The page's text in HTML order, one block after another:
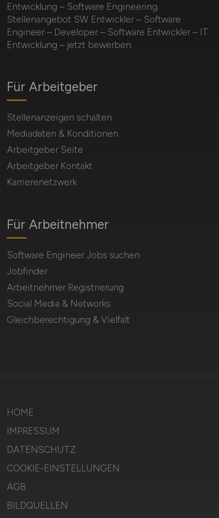
Entwicklung – Software Engineering.
Stellenangebot SW Entwickler – Software
Engineer – Developer – Software Entwickler – IT
Entwicklung – jetzt bewerben.
Für Arbeitnehmer
Software Engineer Jobs suchen
Jobfinder
Arbeitnehmer Registrierung
Social Media & Networks
Gleichberechtigung & Vielfalt
Für Arbeitgeber
Stellenanzeigen schalten
Mediadaten & Konditionen
Arbeitgeber Seite
Arbeitgeber Kontakt
Karrierenetzwerk
HOME
IMPRESSUM
DATENSCHUTZ
COOKIE-EINSTELLUNGEN
AGB
BILDQUELLEN